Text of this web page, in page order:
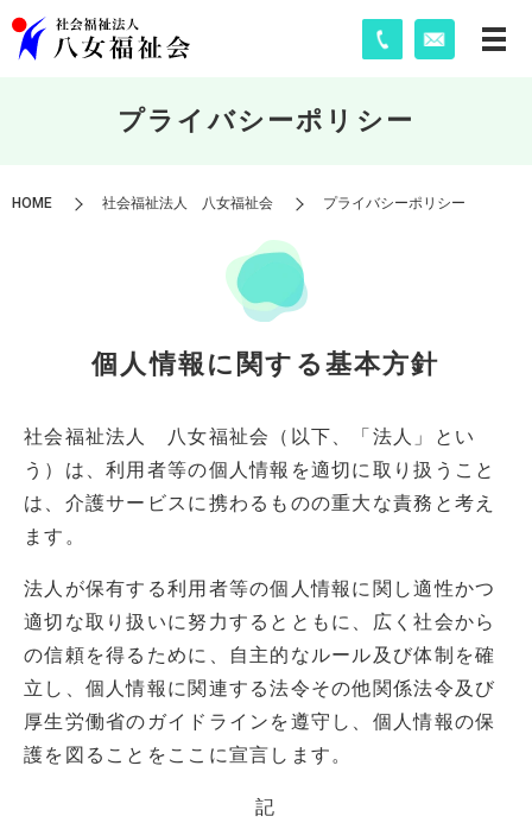
プライバシーポリシー
HOME 社会福祉法人 八女福祉会 プライバシーポリシー
個人情報に関する基本方針
社会福祉法人 八女福祉会（以下、「法人」とい
う）は、利用者等の個人情報を適切に取り扱うこと
は、介護サービスに携わるものの重大な責務と考え
ます。
法人が保有する利用者等の個人情報に関し適性かつ
適切な取り扱いに努力するとともに、広く社会から
の信頼を得るために、自主的なルール及び体制を確
立し、個人情報に関連する法令その他関係法令及び
厚生労働省のガイドラインを遵守し、個人情報の保
護を図ることをここに宣言します。
記